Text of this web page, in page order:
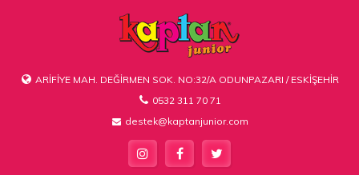
ARİFİYE MAH. DEĞİRMEN SOK. NO:32/A ODUNPAZARI / ESKİŞEHİR
0532 311 70 71
destek@kaptanjunior.com